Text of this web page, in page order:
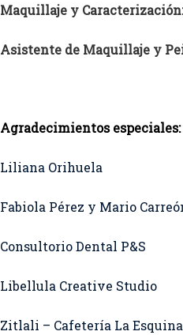
Maquillaje y
Asistente de Maquillaje y
Agradecimientos especiales:
Liliana Orihuela
Fabiola Pérez y Mario
Consultorio Dental P&S
Libellula Creative Studio
Zitlali – Cafetería La